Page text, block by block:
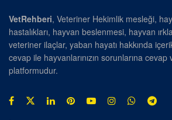
VetRehberi, Veteriner Hekimlik mesleği,
hastalıkları, hayvan beslenmesi, hayvan
veteriner ilaçlar, yaban hayatı hakkında
cevap ile hayvanlarınızın sorunlarına
platformudur.